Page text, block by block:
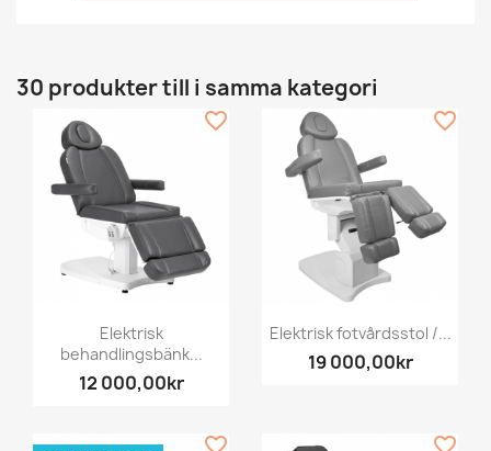
30 produkter till i samma kategori
Elektrisk
behandlingsbänk...
12 000,00kr
favorite_border
Elektrisk fotvårdsstol /...
19 000,00kr
favorite_border